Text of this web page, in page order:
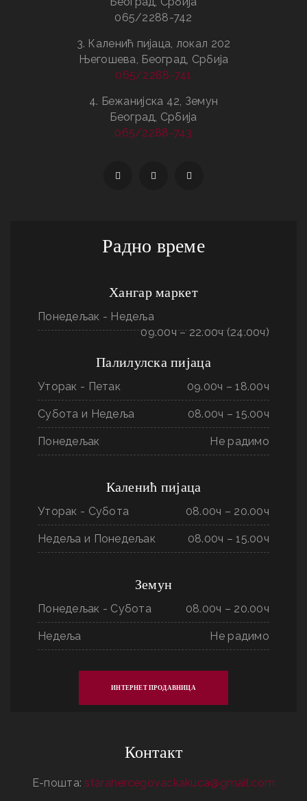
065/2288-742
3. Каленић пијаца, локал 202
Његошева, Београд, Србија
065/2288-741
4. Бежанијска 42, Земун
Београд, Србија
065/2288-743
Радно време
Хангар маркет
Понедељак - Недеља
09.00ч – 22.00ч (24.00ч)
Палилулска пијаца
Уторак - Петак 09.00ч – 18.00ч
Субота и Недеља 08.00ч – 15.00ч
Понедељак Не радимо
Каленић пијаца
Уторак - Субота 08.00ч – 20.00ч
Недеља и Понедељак 08.00ч – 15.00ч
Земун
Понедељак - Субота 08.00ч – 20.00ч
Недеља Не радимо
ИНТЕРНЕТ ПРОДАВНИЦА
Контакт
Е-пошта:starahercegovackakuca@gmail.com